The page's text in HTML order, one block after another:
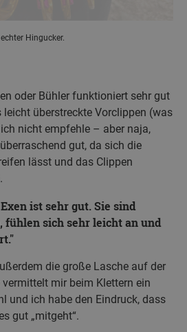
Hingucker.
oder Bühler funktioniert sehr gut
überstreckte Vorclippen (was
nicht empfehle – aber naja,
gut, da sich die
lässt und das Clippen
ist sehr gut. Sie sind
fühlen sich sehr leicht an und
die große Lasche auf der
vermittelt mir beim Klettern ein
und ich habe den Eindruck, dass
gut „mitgeht“.